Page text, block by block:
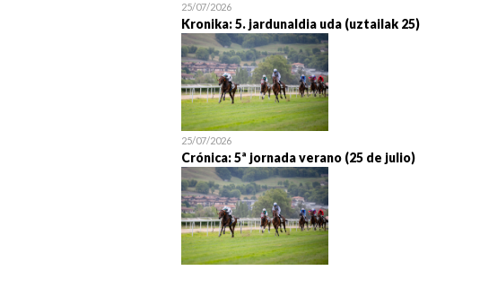
25/07/2026
Kronika: 5. jardunaldia uda (uztailak 25)
25/07/2026
Crónica: 5ª jornada verano (25 de julio)